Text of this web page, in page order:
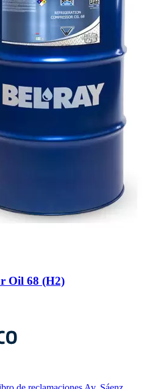
Oil 68 (H2)